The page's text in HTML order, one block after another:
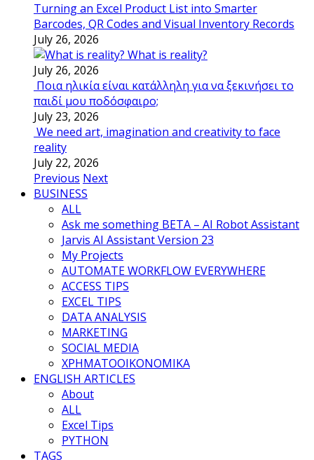
Turning an Excel Product List into Smarter
Barcodes, QR Codes and Visual Inventory Records
July 26, 2026
What is reality?
July 26, 2026
Ποια ηλικία είναι κατάλληλη για να ξεκινήσει το
παιδί μου ποδόσφαιρο;
July 23, 2026
We need art, imagination and creativity to face
reality
July 22, 2026
Previous Next
BUSINESS
ALL
Ask me something BETA – AI Robot Assistant
Jarvis AI Assistant Version 23
My Projects
AUTOMATE WORKFLOW EVERYWHERE
ACCESS TIPS
EXCEL TIPS
DATA ANALYSIS
MARKETING
SOCIAL MEDIA
ΧΡΗΜΑΤΟΟΙΚΟΝΟΜΙΚΑ
ENGLISH ARTICLES
About
ALL
Excel Tips
PYTHON
TAGS